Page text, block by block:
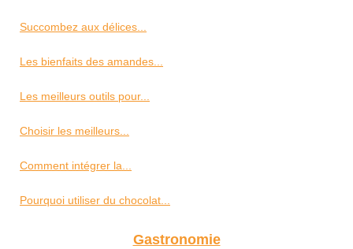
Succombez aux délices...
Les bienfaits des amandes...
Les meilleurs outils pour...
Choisir les meilleurs...
Comment intégrer la...
Pourquoi utiliser du chocolat...
Gastronomie